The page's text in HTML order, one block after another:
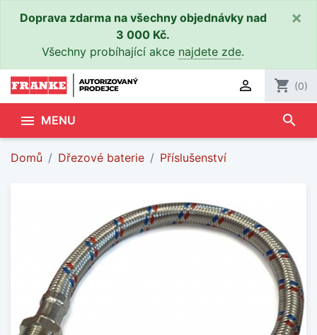
Doprava zdarma na všechny objednávky nad
3 000 Kč.
Všechny probíhající akce najdete zde.
×
 shopping_cart (0)
 MENU search
Domů Dřezové baterie Příslušenství